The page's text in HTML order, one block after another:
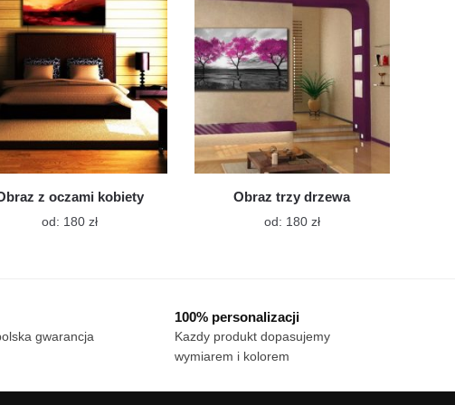
wybrać
na
stronie
produktu
wybrać
stronie
produktu
z oczami kobiety
od: 180 złTen
Obraz trzy drzewa
od: 180 złTen
można
gwarancja
100% personalizacji
Kazdy produkt dopasujemy
wymiarem i kolorem